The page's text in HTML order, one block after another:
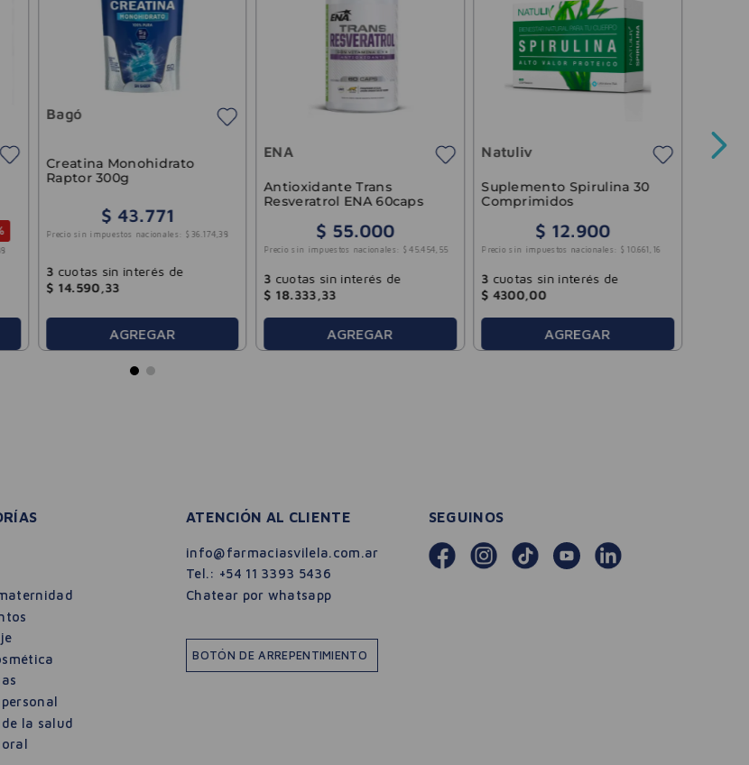
Bagó
Creatina Monohidrato
Raptor 300g
$ 43.771
Precio sin impuestos nacionales: $ 36 .174, 38
3 cuotas sin interés de
$ 14.590, 33
AGREGAR
ENA
Antioxidante Trans
Resveratrol ENA 60caps
$ 55.000
Precio sin impuestos nacionales: $ 45.454, 55
3 cuotas sin interés de
$ 18.333 33
AGREGAR
Natuliv
Suplemento Spirulina 30
Comprimidos
$ 12.900
Precio sin impuestos nacionales: $ 10 .661 , 16
3 cuotas sin interés de
$ 4300,00
AGREGAR
39
la salud
ATENCIÓN AL CLIENTE
info@farmaciasvilela.com.ar
Tel.: +54 11 3393 5436
Chatear por whatsapp
BOTÓN DE ARREPENTIMIENTO
SEGUINOS